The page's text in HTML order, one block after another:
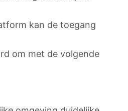
kan de toegang
om met de volgende